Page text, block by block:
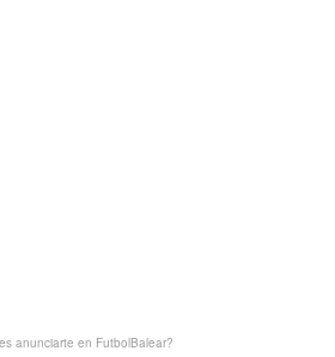
anunciarte en FutbolBalear?